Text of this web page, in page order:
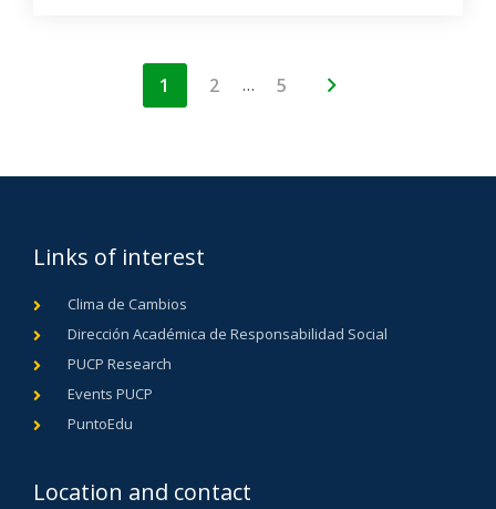
1 2 … 5
Links of interest
Clima de Cambios
Dirección Académica de Responsabilidad Social
PUCP Research
Events PUCP
PuntoEdu
Location and contact